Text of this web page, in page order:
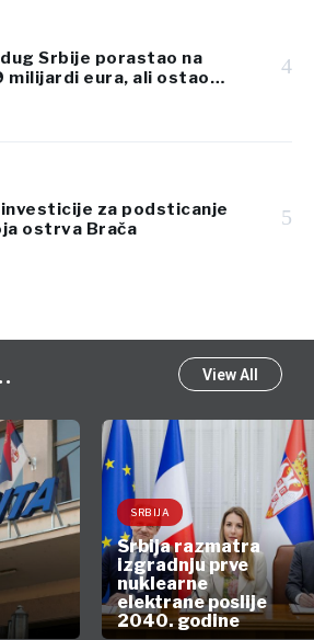
dug Srbije porastao na
milijardi eura, ali ostao
BDP-a
4
investicije za podsticanje
ostrva Brača
5
View All
SRBIJA
Srbija razmatra
izgradnju prve
nuklearne
elektrane poslije
2040. godine